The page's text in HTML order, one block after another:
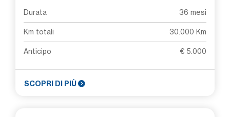
Durata 36 mesi
Km totali 30.000 Km
Anticipo € 5.000
SCOPRI DI PIÙ